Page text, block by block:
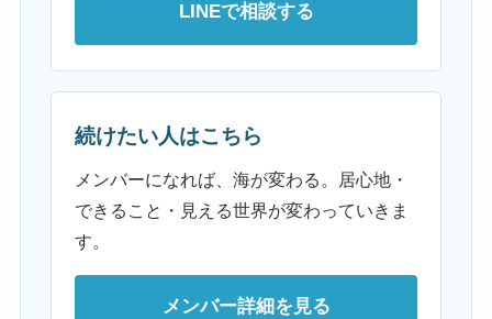
LINEで相談する
続けたい人はこちら
メンバーになれば、海が変わる。居心地・
できること・見える世界が変わっていきま
す。
メンバー詳細を見る